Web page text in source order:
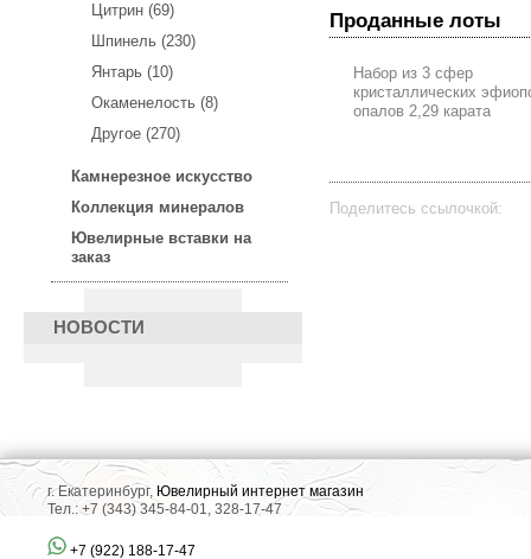
Цитрин (69)
Шпинель (230)
Янтарь (10)
Окаменелость (8)
Другое (270)
Камнерезное искусство
Коллекция минералов
Ювелирные вставки на
заказ
НОВОСТИ
Проданные лоты
Набор из 3 сфер
кристаллических
опалов 2,29 карата
Поделитесь ссылочкой:
г. Екатеринбург, Ювелирный интернет магазин
Тел.: +7 (343) 345-84-01, 328-17-47
+7 (922) 188-17-47